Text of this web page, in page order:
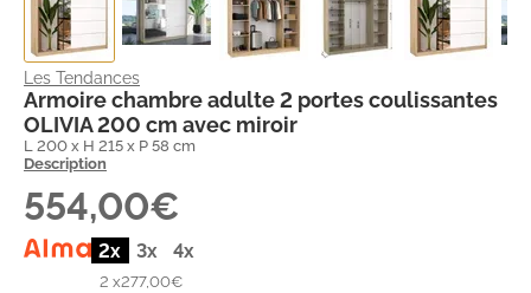
Les Tendances
Armoire chambre adulte 2 portes coulissantes
OLIVIA 200 cm avec miroir
L 200 x H 215 x P 58 cm
Description
554,00€
2x 3x 4x
2 x277,00€